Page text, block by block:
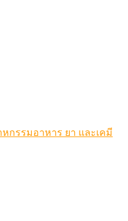
กรรมอาหาร ยา และเคมี